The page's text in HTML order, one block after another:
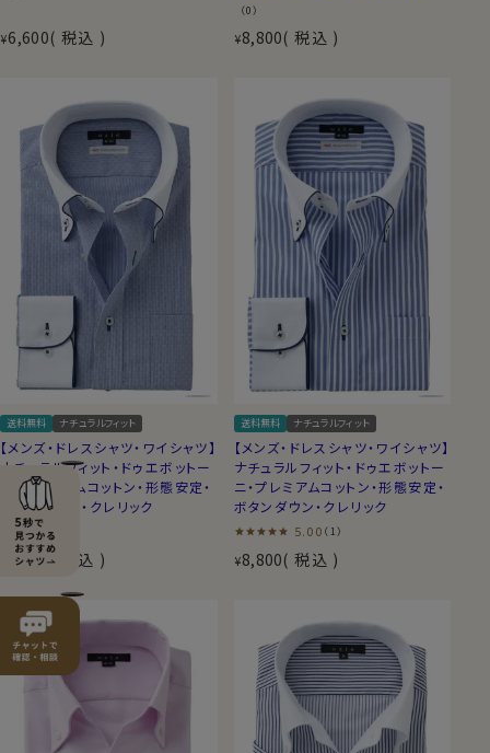
¥6,600 税込
（0）
¥8,800 税込
送料無料 ナチュラルフィット
【メンズ・ドレスシャツ・ワイシャツ】
ナチュラルフィット・ドゥエボットー
ニ・プレミアムコットン・形態安定・
ボタンダウン・クレリック
（0）
8,800 税込
送料無料 ナチュラルフィット
【メンズ・ドレスシャツ・ワイシャツ】
ナチュラルフィット・ドゥエボットー
ニ・プレミアムコットン・形態安定・
ボタンダウン・クレリック
5.00 （1）
¥8,800 税込